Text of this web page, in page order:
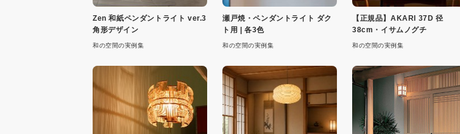
Zen 和紙ペンダントライト ver.3
角形デザイン
和の空間の実例集
瀬戸焼・ペンダントライト ダク
ト用 | 各3色
和の空間の実例集
【正規品】AKARI 37D 径
38cm・イサムノグチ
和の空間の実例集